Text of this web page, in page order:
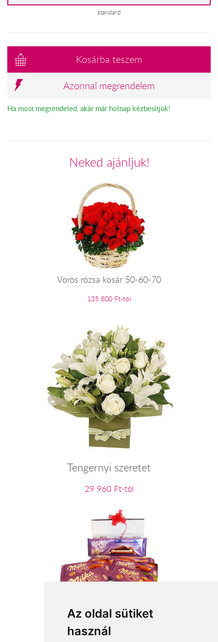
Az oldal sütiket
használ
standard
Kosárba teszem
Azonnal megrendelem
Ha most megrendeled, akár már holnap kézbesítjük!
Neked ajánljuk!
Vörös rózsa kosár 50-60-70
135 800 Ft-tól
Tengernyi szeretet
29 960 Ft-tól
Milka hegy
14 000 Ft-tól